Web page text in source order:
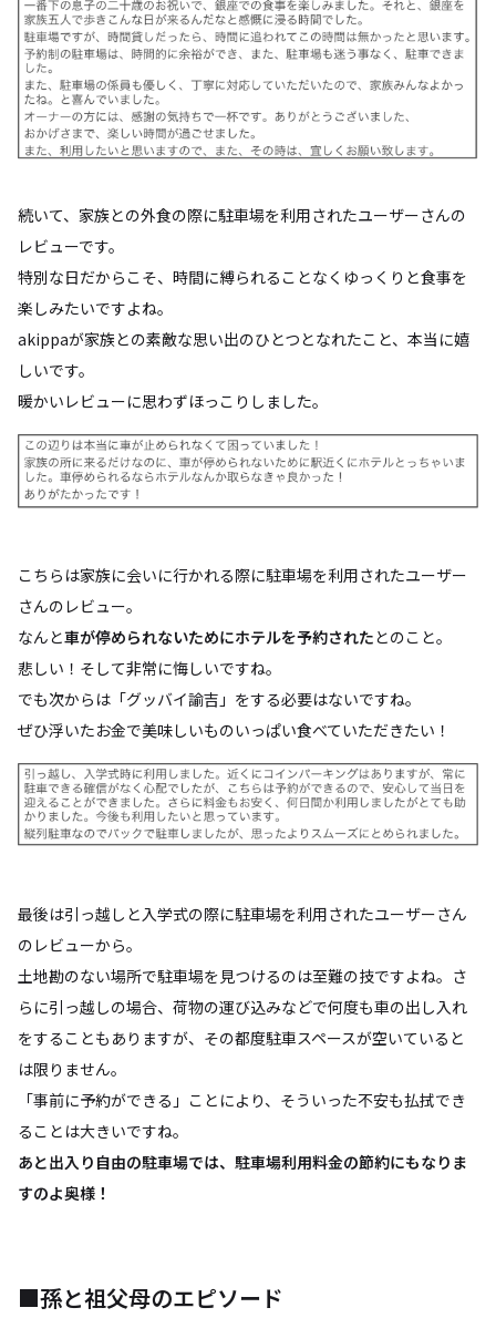
続いて、家族との外食の際に駐車場を利用されたユーザーさんの
レビューです。
特別な日だからこそ、時間に縛られることなくゆっくりと食事を
楽しみたいですよね。
akippaが家族との素敵な思い出のひとつとなれたこと、本当に嬉
しいです。
暖かいレビューに思わずほっこりしました。
こちらは家族に会いに行かれる際に駐車場を利用されたユーザー
さんのレビュー。
なんと車が停められないためにホテルを予約されたとのこと。
悲しい！そして非常に悔しいですね。
でも次からは「グッバイ諭吉」をする必要はないですね。
ぜひ浮いたお金で美味しいものいっぱい食べていただきたい！
最後は引っ越しと入学式の際に駐車場を利用されたユーザーさん
のレビューから。
土地勘のない場所で駐車場を見つけるのは至難の技ですよね。さ
らに引っ越しの場合、荷物の運び込みなどで何度も車の出し入れ
をすることもありますが、その都度駐車スペースが空いていると
は限りません。
「事前に予約ができる」ことにより、そういった不安も払拭でき
ることは大きいですね。
あと出入り自由の駐車場では、駐車場利用料金の節約にもなりま
すのよ奥様！
■孫と祖父母のエピソード